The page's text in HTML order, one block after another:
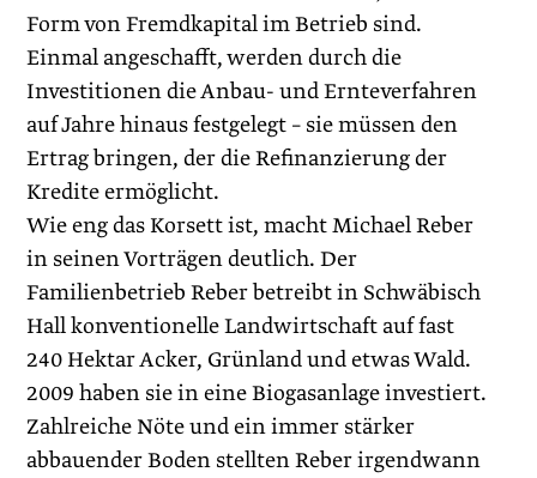
Form von Fremdkapital im Betrieb sind.
Einmal angeschafft, werden durch die
Investitionen die Anbau- und Ernteverfahren
auf Jahre hinaus festgelegt – sie müssen den
Ertrag bringen, der die Refinan­zierung der
Kredite ermöglicht.
Wie eng das Korsett ist, macht Michael Reber
in seinen Vorträgen deutlich. Der
Familienbetrieb Reber betreibt in Schwäbisch
Hall konventionelle Landwirtschaft auf fast
240 Hektar Acker, Grünland und etwas Wald.
2009 haben sie in eine Biogasanlage investiert.
Zahlreiche Nöte und ein immer stärker
abbauender Boden stellten Reber irgendwann